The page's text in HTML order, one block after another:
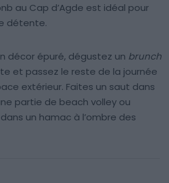
au Cap d’Agde est idéal pour
détente.
décor épuré, dégustez un brunch
et passez le reste de la journée
extérieur. Faites un saut dans
partie de beach volley ou
un hamac à l’ombre des